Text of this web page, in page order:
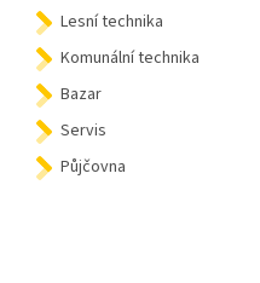
Lesní technika
Komunální technika
Bazar
Servis
Půjčovna